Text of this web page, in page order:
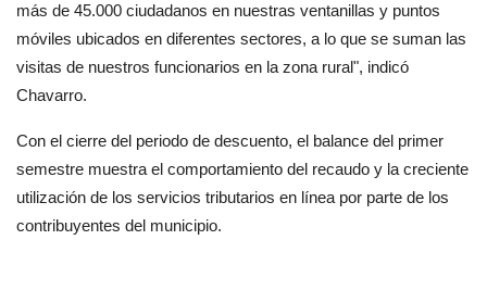
más de 45.000 ciudadanos en nuestras ventanillas y puntos
móviles ubicados en diferentes sectores, a lo que se suman las
visitas de nuestros funcionarios en la zona rural", indicó
Chavarro.
Con el cierre del periodo de descuento, el balance del primer
semestre muestra el comportamiento del recaudo y la creciente
utilización de los servicios tributarios en línea por parte de los
contribuyentes del municipio.